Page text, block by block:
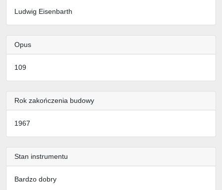
Ludwig Eisenbarth
Opus
109
Rok zakończenia budowy
1967
Stan instrumentu
Bardzo dobry